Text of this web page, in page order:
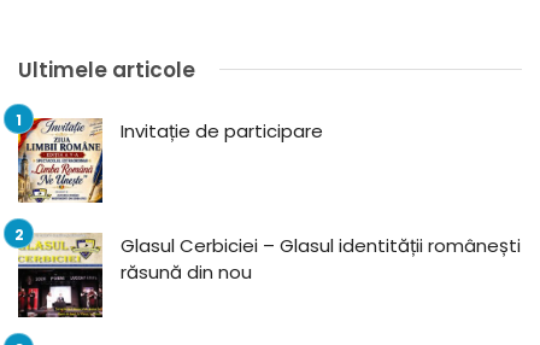
Ultimele articole
Invitație de participare
Glasul Cerbiciei – Glasul identității românești
răsună din nou